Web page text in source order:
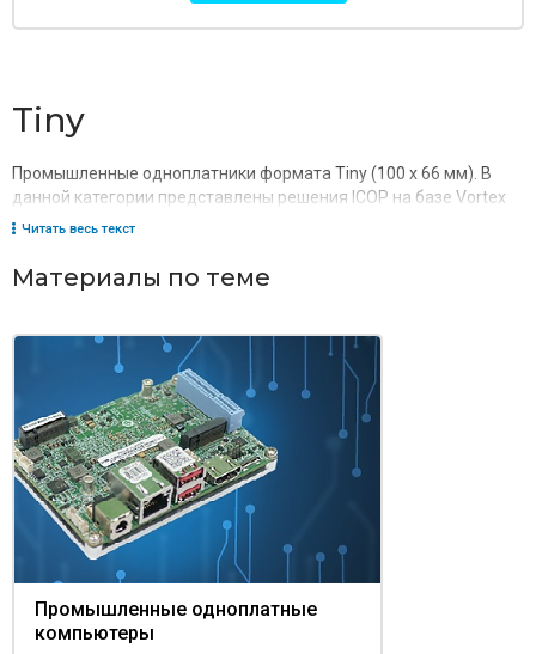
Tiny
Промышленные одноплатники формата Tiny (100 x 66 мм). В
данной категории представлены решения ICOP на базе Vortex
Читать весь текст
Материалы по теме
Промышленные одноплатные
компьютеры